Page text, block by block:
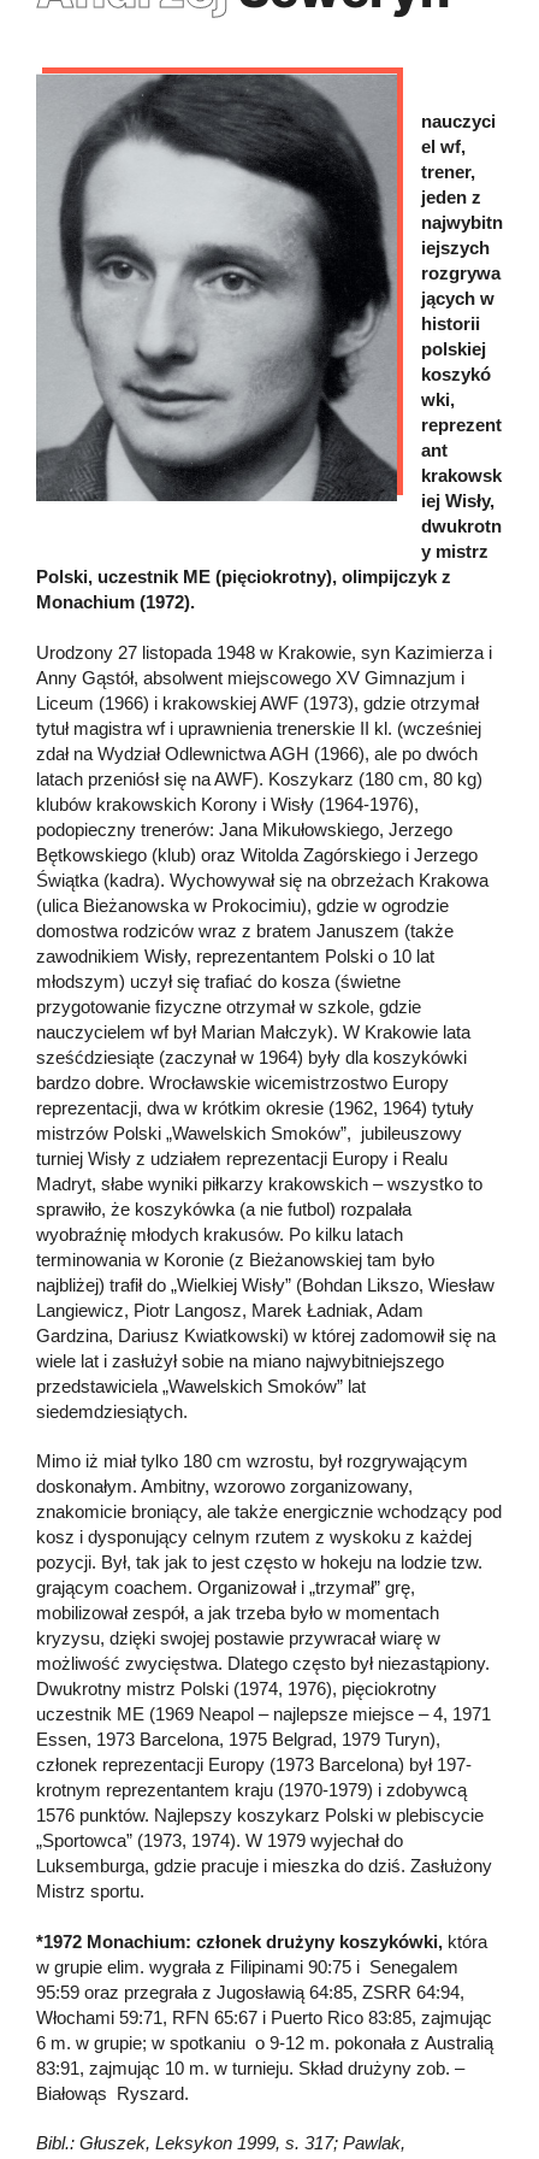
nauczyci
el wf,
trener,
jeden z
najwybitn
iejszych
rozgrywa
jących w
historii
polskiej
koszykó
wki,
reprezent
ant
krakowsk
iej Wisły,
dwukrotn
y mistrz
Polski, uczestnik ME (pięciokrotny), olimpijczyk z
Monachium (1972).
Urodzony 27 listopada 1948 w Krakowie, syn Kazimierza i
Anny Gąstół, absolwent miejscowego XV Gimnazjum i
Liceum (1966) i krakowskiej AWF (1973), gdzie otrzymał
tytuł magistra wf i uprawnienia trenerskie II kl. (wcześniej
zdał na Wydział Odlewnictwa AGH (1966), ale po dwóch
latach przeniósł się na AWF). Koszykarz (180 cm, 80 kg)
klubów krakowskich Korony i Wisły (1964-1976),
podopieczny trenerów: Jana Mikułowskiego, Jerzego
Bętkowskiego (klub) oraz Witolda Zagórskiego i Jerzego
Świątka (kadra). Wychowywał się na obrzeżach Krakowa
(ulica Bieżanowska w Prokocimiu), gdzie w ogrodzie
domostwa rodziców wraz z bratem Januszem (także
zawodnikiem Wisły, reprezentantem Polski o 10 lat
młodszym) uczył się trafiać do kosza (świetne
przygotowanie fizyczne otrzymał w szkole, gdzie
nauczycielem wf był Marian Małczyk). W Krakowie lata
sześćdziesiąte (zaczynał w 1964) były dla koszykówki
bardzo dobre. Wrocławskie wicemistrzostwo Europy
reprezentacji, dwa w krótkim okresie (1962, 1964) tytuły
mistrzów Polski „Wawelskich Smoków”, jubileuszowy
turniej Wisły z udziałem reprezentacji Europy i Realu
Madryt, słabe wyniki piłkarzy krakowskich – wszystko to
sprawiło, że koszykówka (a nie futbol) rozpalała
wyobraźnię młodych krakusów. Po kilku latach
terminowania w Koronie (z Bieżanowskiej tam było
najbliżej) trafił do „Wielkiej Wisły” (Bohdan Likszo, Wiesław
Langiewicz, Piotr Langosz, Marek Ładniak, Adam
Gardzina, Dariusz Kwiatkowski) w której zadomowił się na
wiele lat i zasłużył sobie na miano najwybitniejszego
przedstawiciela „Wawelskich Smoków” lat
siedemdziesiątych.
Mimo iż miał tylko 180 cm wzrostu, był rozgrywającym
doskonałym. Ambitny, wzorowo zorganizowany,
znakomicie broniący, ale także energicznie wchodzący pod
kosz i dysponujący celnym rzutem z wyskoku z każdej
pozycji. Był, tak jak to jest często w hokeju na lodzie tzw.
grającym coachem. Organizował i „trzymał” grę,
mobilizował zespół, a jak trzeba było w momentach
kryzysu, dzięki swojej postawie przywracał wiarę w
możliwość zwycięstwa. Dlatego często był niezastąpiony.
Dwukrotny mistrz Polski (1974, 1976), pięciokrotny
uczestnik ME (1969 Neapol – najlepsze miejsce – 4, 1971
Essen, 1973 Barcelona, 1975 Belgrad, 1979 Turyn),
członek reprezentacji Europy (1973 Barcelona) był 197-
krotnym reprezentantem kraju (1970-1979) i zdobywcą
1576 punktów. Najlepszy koszykarz Polski w plebiscycie
„Sportowca” (1973, 1974). W 1979 wyjechał do
Luksemburga, gdzie pracuje i mieszka do dziś. Zasłużony
Mistrz sportu.
*1972 Monachium: członek drużyny koszykówki, która
w grupie elim. wygrała z Filipinami 90:75 i Senegalem
95:59 oraz przegrała z Jugosławią 64:85, ZSRR 64:94,
Włochami 59:71, RFN 65:67 i Puerto Rico 83:85, zajmując
6 m. w grupie; w spotkaniu o 9-12 m. pokonała z Australią
83:91, zajmując 10 m. w turnieju. Skład drużyny zob. –
Białowąs Ryszard.
Bibl.: Głuszek, Leksykon 1999, s. 317; Pawlak,